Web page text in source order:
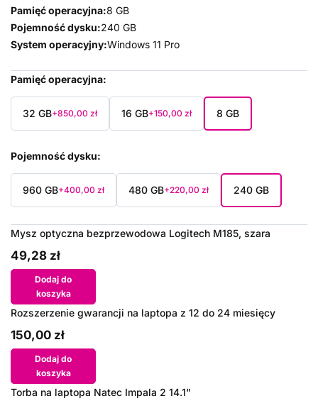
Pamięć operacyjna:8 GB
Pojemność dysku:240 GB
System operacyjny:Windows 11 Pro
Pamięć operacyjna
32 GB+850,00 zł 16 GB+150,00 zł 8 GB
Pojemność dysku
960 GB+400,00 zł 480 GB+220,00 zł 240 GB
Mysz optyczna bezprzewodowa Logitech M185, szara
49,28 zł
Dodaj do
koszyka
Rozszerzenie gwarancji na laptopa z 12 do 24 miesięcy
150,00 zł
Dodaj do
koszyka
Torba na laptopa Natec Impala 2 14.1"